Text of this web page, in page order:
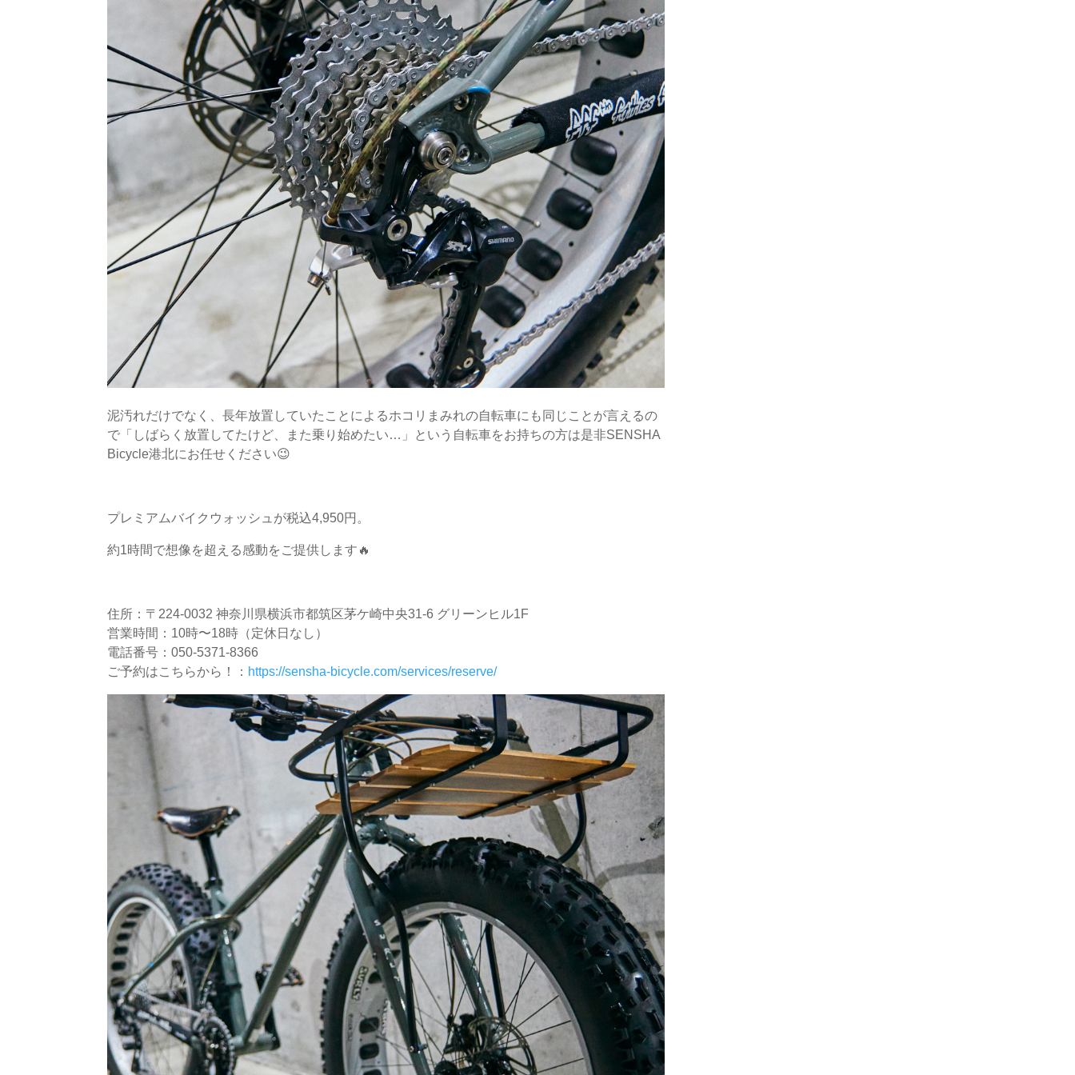
泥汚れだけでなく、長年放置していたことによるホコリまみれの自転車にも同じことが言えるの
で「しばらく放置してたけど、また乗り始めたい…」という自転車をお持ちの方は是非SENSHA
Bicycle港北にお任せください😉
プレミアムバイクウォッシュが税込4,950円。
約1時間で想像を超える感動をご提供します🔥
住所：〒224-0032 神奈川県横浜市都筑区茅ケ崎中央31-6 グリーンヒル1F
営業時間：10時〜18時（定休日なし）
電話番号：050-5371-8366
ご予約はこちらから！： https://sensha-bicycle.com/services/reserve/